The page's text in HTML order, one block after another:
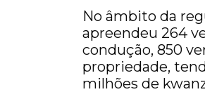
No âmbito da
apreendeu 264
condução, 850
propriedade,
milhões de